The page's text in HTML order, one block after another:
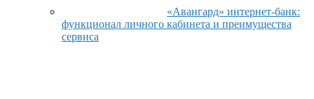
«Авангард» интернет-банк:
функционал личного кабинета и преимущества
сервиса